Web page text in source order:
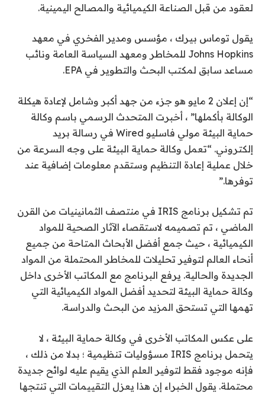
لعقود من قبل الصناعة الكيميائية والمصالح اليمينية.
يقول توماس بيرك ، مؤسس ومدير الفخري في معهد
Johns Hopkins للمخاطر ومعهد السياسة العامة ونائب
مساعد سابق لمكتب البحث والتطوير في EPA.
“إن إعلان 2 مايو هو جزء من جهد أكبر وشامل لإعادة هيكلة
الوكالة بأكملها” ، أخبرت المتحدث الرسمي باسم وكالة
حماية البيئة مولي فاسليو Wired في رسالة بريد
إلكتروني. “تعمل وكالة حماية البيئة على وجه السرعة من
خلال عملية إعادة التنظيم وستقدم معلومات إضافية عند
توفرها.”
تم تشكيل برنامج IRIS في منتصف الثمانينيات من القرن
الماضي ، تم تصميمه لاستقصاء الآثار الصحية للمواد
الكيميائية ، حيث جمع أفضل الأبحاث المتاحة من جميع
أنحاء العالم لتوفير تحليلات للمخاطر المحتملة من المواد
الجديدة والحالية. يرفع البرنامج مع المكاتب الأخرى داخل
وكالة حماية البيئة لتحديد أفضل المواد الكيميائية التي
تهمها التي تستحق المزيد من البحث والدراسة.
على عكس المكاتب الأخرى في وكالة حماية البيئة ، لا
يتحمل برنامج IRIS مسؤوليات تنظيمية ؛ بدلا من ذلك ،
فإنه موجود فقط لتوفير العلم الذي يقيم عليه لوائح جديدة
محتملة. يقول الخبراء إن هذا يعزل التقييمات التي تنتجها